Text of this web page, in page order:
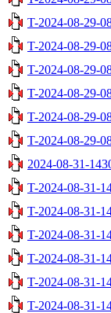
T-2024-08-29-
T-2024-08-29-
T-2024-08-29-
T-2024-08-29-
T-2024-08-29-
T-2024-08-29-
2024-08-31-
T-2024-08-31-
T-2024-08-31-
T-2024-08-31-
T-2024-08-31-
T-2024-08-31-
T-2024-08-31-